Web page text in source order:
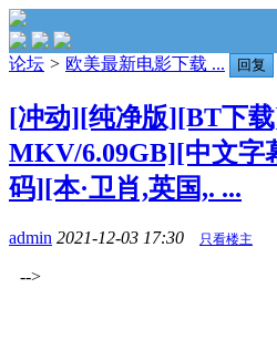
论坛 > 欧美最新电影下载 ... 回复
[冲动][纯净版][BT下
MKV/6.09GB][中文字
码][本·卫肖,英国,. ...
admin 2021-12-03 17:30 只看楼主
-->